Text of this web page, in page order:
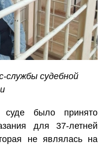
службы судебной
было принято
для 37-летней
не являлась на